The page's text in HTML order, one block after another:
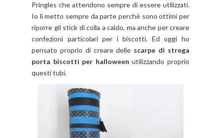
Pringles che attendono sempre di essere utilizzati.
Io li metto sempre da parte perchè sono ottimi per
riporre gli stick di colla a caldo, ma anche per creare
confezioni particolari per i biscotti. Ed oggi ho
pensato proprio di creare delle scarpe di strega
porta biscotti per halloweenutilizzando proprio
questi tubi.